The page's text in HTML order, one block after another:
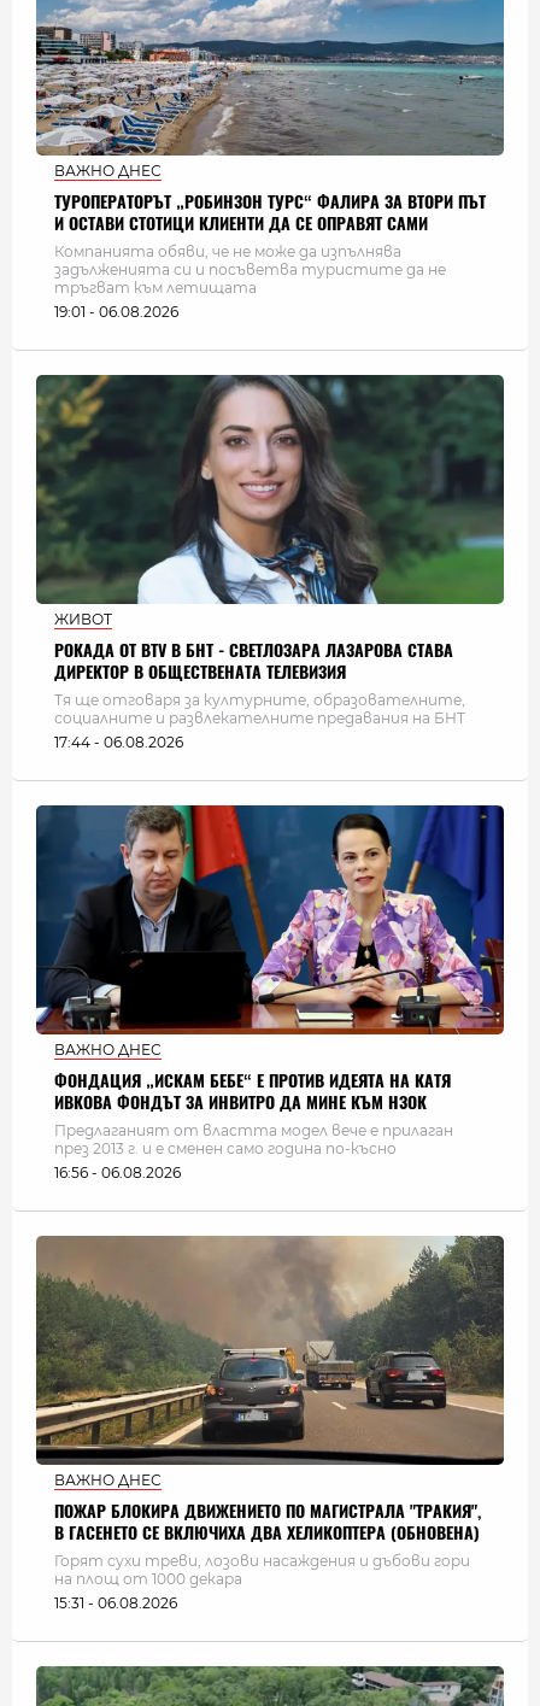
ВАЖНО ДНЕС
ТУРОПЕРАТОРЪТ „РОБИНЗОН ТУРС“ ФАЛИРА ЗА ВТОРИ ПЪТ
И ОСТАВИ СТОТИЦИ КЛИЕНТИ ДА СЕ ОПРАВЯТ САМИ
Компанията обяви, че не може да изпълнява
задълженията си и посъветва туристите да не
тръгват към летищата
19:01 - 06.08.2026
ЖИВОТ
РОКАДА ОТ BTV В БНТ - СВЕТЛОЗАРА ЛАЗАРОВА СТАВА
ДИРЕКТОР В ОБЩЕСТВЕНАТА ТЕЛЕВИЗИЯ
Тя ще отговаря за културните, образователните,
социалните и развлекателните предавания на БНТ
17:44 - 06.08.2026
ВАЖНО ДНЕС
ФОНДАЦИЯ „ИСКАМ БЕБЕ“ Е ПРОТИВ ИДЕЯТА НА КАТЯ
ИВКОВА ФОНДЪТ ЗА ИНВИТРО ДА МИНЕ КЪМ НЗОК
Предлаганият от властта модел вече е прилаган
през 2013 г. и е сменен само година по-късно
16:56 - 06.08.2026
ВАЖНО ДНЕС
ПОЖАР БЛОКИРА ДВИЖЕНИЕТО ПО МАГИСТРАЛА "ТРАКИЯ",
В ГАСЕНЕТО СЕ ВКЛЮЧИХА ДВА ХЕЛИКОПТЕРА (ОБНОВЕНА)
Горят сухи треви, лозови насаждения и дъбови гори
на площ от 1000 декара
15:31 - 06.08.2026